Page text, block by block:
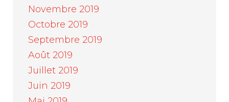
Novembre 2019
Octobre 2019
Septembre 2019
Août 2019
Juillet 2019
Juin 2019